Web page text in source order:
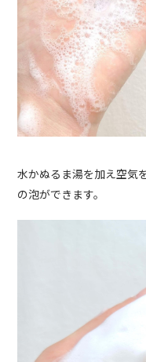
水かぬるま湯を加え空気
の泡ができます。